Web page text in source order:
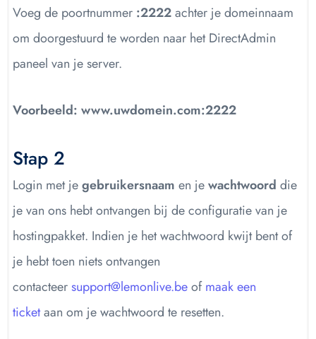
Voeg de poortnummer :2222achter je domeinnaam
om doorgestuurd te worden naar het DirectAdmin
paneel van je server.
Voorbeeld: www.uwdomein.com:2222
Stap 2
Login met jegebruikersnaam en jewachtwoord die
je van ons hebt ontvangen bij de configuratie van je
hostingpakket. Indien je het wachtwoord kwijt bent of
je hebt toen niets ontvangen
contacteersupport@lemonlive.beofmaak een
ticketaan om je wachtwoord te resetten.